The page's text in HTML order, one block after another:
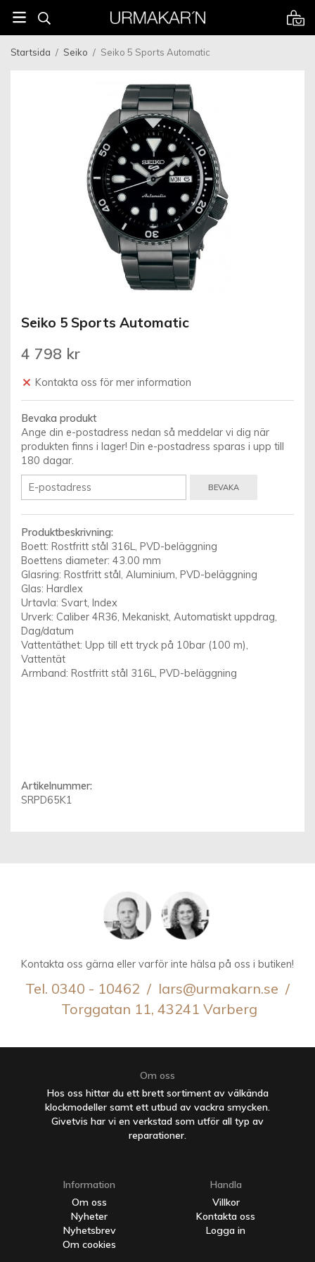
Startsida / Seiko / Seiko 5 Sports Automatic
Seiko 5 Sports Automatic
4 798 kr
Kontakta oss för mer information
Bevaka produkt
Ange din e-postadress nedan så meddelar vi dig när
produkten finns i lager! Din e-postadress sparas i upp till
180 dagar.
BEVAKA
Produktbeskrivning:
Boett: Rostfritt stål 316L, PVD-beläggning
Boettens diameter: 43.00 mm
Glasring: Rostfritt stål, Aluminium, PVD-beläggning
Glas: Hardlex
Urtavla: Svart, Index
Urverk: Caliber 4R36, Mekaniskt, Automatiskt uppdrag,
Dag/datum
Vattentäthet: Upp till ett tryck på 10bar (100 m),
Vattentät
Armband: Rostfritt stål 316L, PVD-beläggning
Artikelnummer:
SRPD65K1
Kontakta oss gärna eller varför inte hälsa på oss i butiken!
Tel. 0340 - 10462 / lars@urmakarn.se /
Torggatan 11, 43241 Varberg
Om oss
Hos oss hittar du ett brett sortiment av välkända
klockmodeller samt ett utbud av vackra smycken.
Givetvis har vi en verkstad som utför all typ av
reparationer.
Information
Om oss
Nyheter
Nyhetsbrev
Om cookies
Handla
Villkor
Kontakta oss
Logga in